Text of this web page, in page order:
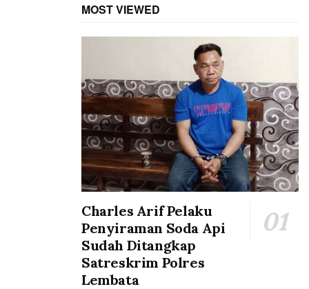
MOST VIEWED
Charles Arif Pelaku
Penyiraman Soda Api
Sudah Ditangkap
Satreskrim Polres
Lembata